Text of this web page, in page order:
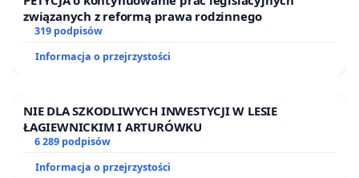
związanych z reformą prawa rodzinnego
319 podpisów
Informacja o przejrzystości
NIE DLA SZKODLIWYCH INWESTYCJI W LESIE
ŁAGIEWNICKIM I ARTURÓWKU
6 289 podpisów
Informacja o przejrzystości